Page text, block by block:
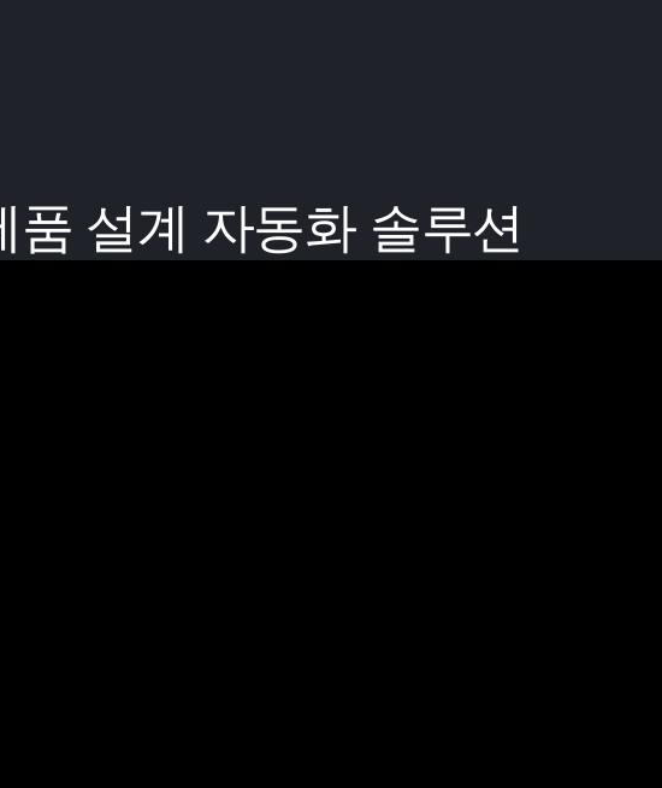
품 설계 자동화 솔루션